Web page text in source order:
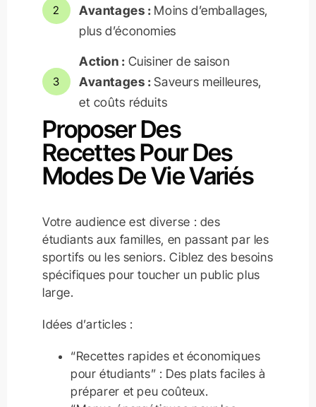
2
Avantages : Moins d’emballages,
plus d’économies
3
Action : Cuisiner de saison
Avantages :Saveurs meilleures,
et coûts réduits
Proposer Des
Recettes Pour Des
Modes De Vie Variés
Votre audience est diverse : des
étudiants aux familles, en passant par les
sportifs ou les seniors. Ciblez des besoins
spécifiques pour toucher un public plus
large.
Idées d’articles :
“Recettes rapides et économiques
pour étudiants” : Des plats faciles à
préparer et peu coûteux.